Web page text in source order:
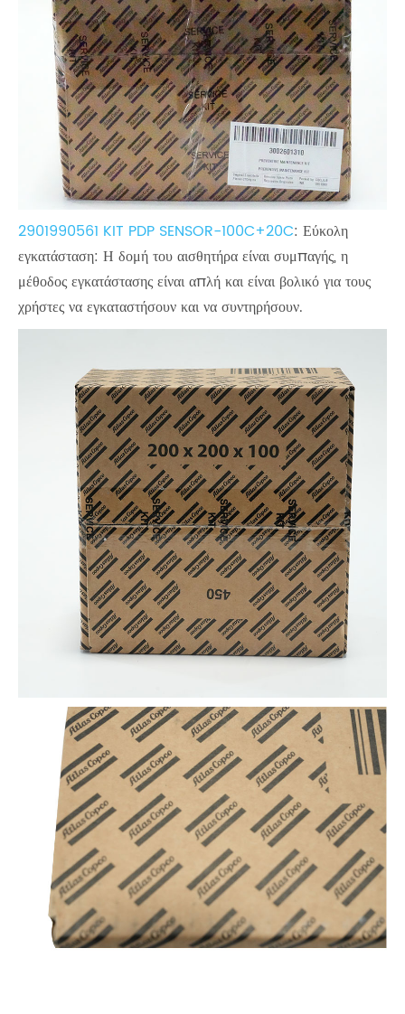
2901990561 KIT PDP SENSOR-100C+20C: Εύκολη
εγκατάσταση: Η δομή του αισθητήρα είναι συμπαγής, η
μέθοδος εγκατάστασης είναι απλή και είναι βολικό για τους
χρήστες να εγκαταστήσουν και να συντηρήσουν.